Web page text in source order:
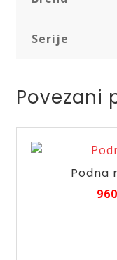
Serije
Povezani
Podna